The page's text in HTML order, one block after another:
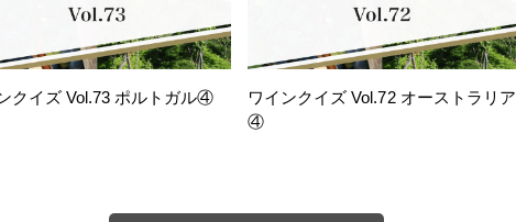
クイズ Vol.73 ポルトガル④
ワインクイズ Vol.72 オーストラリア
④